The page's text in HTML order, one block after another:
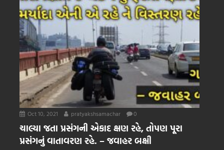
Oct 10, 2021 pratyakshsamachar 0
ચાલ્યા જતા પ્રસંગની એકાદ ક્ષણ રહે, તોપણ પૂરા
પ્રસંગનું વાતાવરણ રહે. – જવાહર બક્ષી